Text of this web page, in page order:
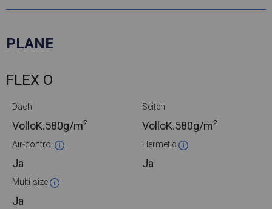
PLANE
FLEX O
Dach
VolloK.580g/m2
Seiten
VolloK.580g/m2
Air-control
Ja
Hermetic
Ja
Multi-size
Ja